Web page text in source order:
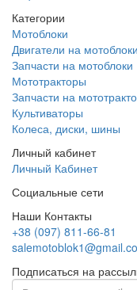
Категории
Мотоблоки
Двигатели на мотоблоки
Запчасти на мотоблоки
Мототракторы
Запчасти на
Культиваторы
Колеса, диски, шины
Личный кабинет
Личный Кабинет
Социальные сети
Наши Контакты
+38 (097) 811-66-81
Подписаться на